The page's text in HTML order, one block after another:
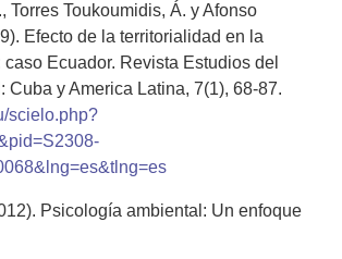
Torres Toukoumidis, Á. y Afonso
Efecto de la territorialidad en la
Ecuador. Revista Estudios del
Cuba y America Latina, 7(1), 68-87.
scielo.php?
Psicología ambiental: Un enfoque